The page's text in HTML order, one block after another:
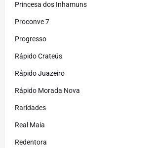
Princesa dos Inhamuns
Proconve 7
Progresso
Rápido Crateús
Rápido Juazeiro
Rápido Morada Nova
Raridades
Real Maia
Redentora